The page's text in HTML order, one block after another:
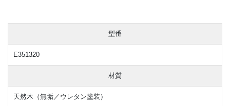
型番
E351320
材質
天然木（無垢／ウレタン塗装）